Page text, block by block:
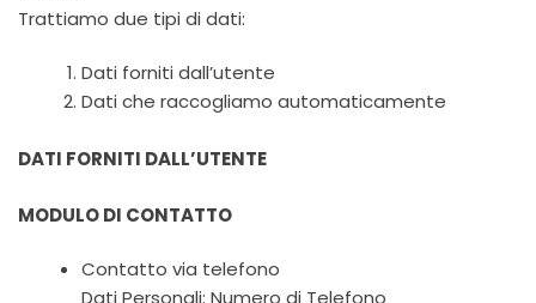
Trattiamo due tipi di dati:
Dati forniti dall’utente
Dati che raccogliamo automaticamente
DATI FORNITI DALL’UTENTE
MODULO DI CONTATTO
Contatto via telefono
Dati Personali: Numero di Telefono